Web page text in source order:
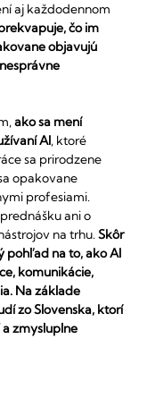
aj každodennom
čo im
objavujú
ako sa mení
AI, ktoré
sa prirodzene
opakovane
profesiami.
ani o
na trhu. Skôr
pohľad na to, ako AI
komunikácie,
Na základe
zo Slovenska, ktorí
zmysluplne